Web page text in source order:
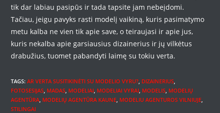
tik dar labiau pasipūs ir tada tapsite jam nebeįdomi.
Tačiau, jeigu pavyks rasti modelį vaikiną, kuris pasimatymo
metu kalba ne vien tik apie save, o teiraujasi ir apie jus,
kuris nekalba apie garsiausius dizainerius ir jų vilkėtus
drabužius, tuomet pabandyti laimę su tokiu verta.
TAGS:AR VERTA SUSITIKINĖTI SU MODELIO VYRU?, DIZAINERIUS,
FOTOSESIJAS, MADAS, MODELIAI, MODELIAI VYRAI, MODELIS, MODELIŲ
AGENTŪRA, MODELIŲ AGENTŪRA KAUNE, MODELIU AGENTUROS VILNIUJE,
STILINGAI